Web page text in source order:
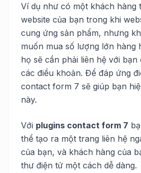
Ví dụ như có một khách hàng
website của bạn trong khi
cung ứng sản phẩm, nhưng
muốn mua số lượng lớn hàng
họ sẽ cần phải liên hệ với
các điều khoản. Để đáp ứng
contact form 7 sẽ giúp bạn
này.
Với plugins contact form 7
thể tạo ra một trang liên hệ
của bạn, và khách hàng của
thư điện tử một cách dễ dàng.